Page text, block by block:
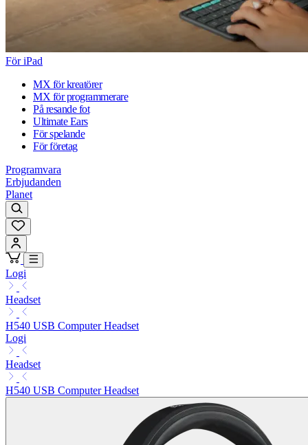
För iPad
MX för kreatörer
MX för programmerare
På resande fot
Ultimate Ears
För spelande
För företag
Programvara
Erbjudanden
Planet
Logi
Headset
H540 USB Computer Headset
Logi
Headset
H540 USB Computer Headset